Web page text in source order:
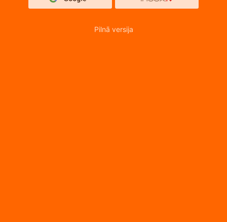
Pilnā versija